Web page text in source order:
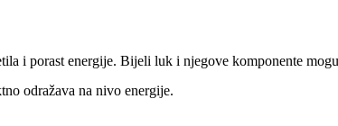
i porast energije. Bijeli luk i njegove komponente mogu
odražava na nivo energije.